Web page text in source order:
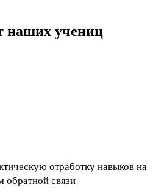
наших учениц
отработку навыков на
связи